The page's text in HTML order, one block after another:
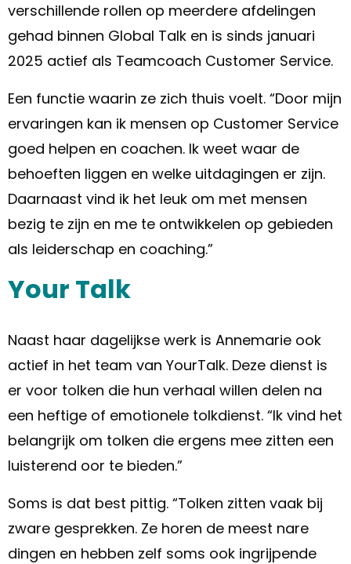
verschillende rollen op meerdere afdelingen
gehad binnen Global Talk en is sinds januari
2025 actief als Teamcoach Customer Service.
Een functie waarin ze zich thuis voelt. “Door mijn
ervaringen kan ik mensen op Customer Service
goed helpen en coachen. Ik weet waar de
behoeften liggen en welke uitdagingen er zijn.
Daarnaast vind ik het leuk om met mensen
bezig te zijn en me te ontwikkelen op gebieden
als leiderschap en coaching.”
Your Talk
Naast haar dagelijkse werk is Annemarie ook
actief in het team van YourTalk. Deze dienst is
er voor tolken die hun verhaal willen delen na
een heftige of emotionele tolkdienst. “Ik vind het
belangrijk om tolken die ergens mee zitten een
luisterend oor te bieden.”
Soms is dat best pittig. “Tolken zitten vaak bij
zware gesprekken. Ze horen de meest nare
dingen en hebben zelf soms ook ingrijpende